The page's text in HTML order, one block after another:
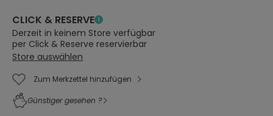
CLICK & RESERVE
Derzeit in keinem Store verfügbar
per Click & Reserve reservierbar
Store auswählen
Zum Merkzettel hinzufügen
Günstiger gesehen ?